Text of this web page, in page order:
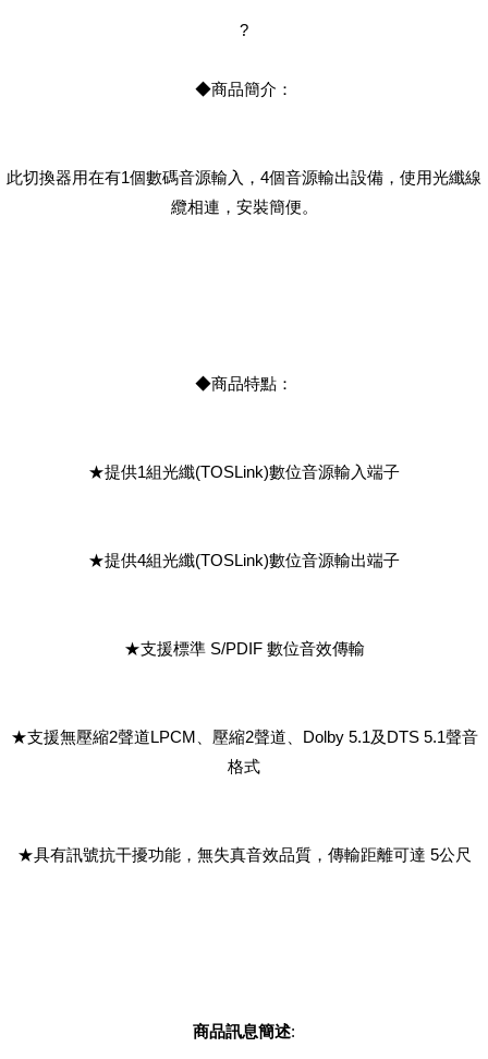
?
◆商品簡介：
此切換器用在有1個數碼音源輸入，4個音源輸出設備，使用光纖線
纜相連，安裝簡便。
◆商品特點：
★提供1組光纖(TOSLink)數位音源輸入端子
★提供4組光纖(TOSLink)數位音源輸出端子
★支援標準 S/PDIF 數位音效傳輸
★支援無壓縮2聲道LPCM、壓縮2聲道、Dolby 5.1及DTS 5.1聲音
格式
★具有訊號抗干擾功能，無失真音效品質，傳輸距離可達 5公尺
商品訊息簡述: